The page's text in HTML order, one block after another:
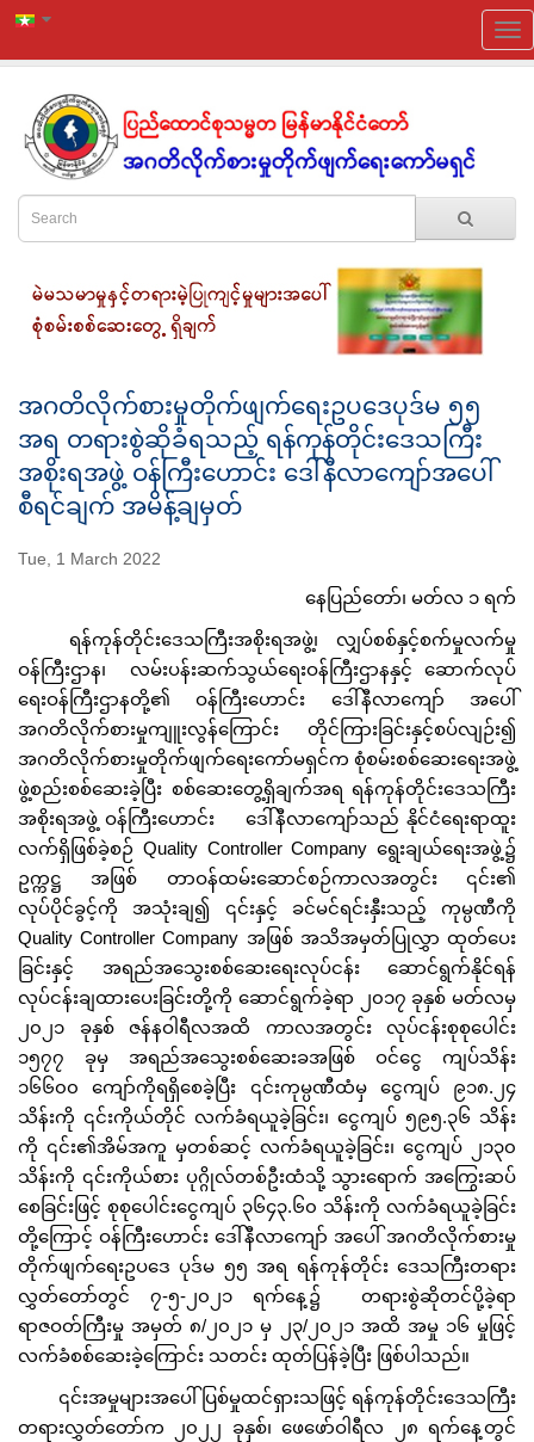
အဂတိလိုက်စားမှုတိုက်ဖျက်ရေးဥပဒေပုဒ်မ ၅၅
အရ တရားစွဲဆိုခံရသည့် ရန်ကုန်တိုင်းဒေသကြီး
အစိုးရအဖွဲ့ ဝန်ကြီးဟောင်း ဒေါ်နီလာကျော်အပေါ်
စီရင်ချက် အမိန့်ချမှတ်
Tue, 1 March 2022
နေပြည်တော်၊ မတ်လ ၁ ရက်
ရန်ကုန်တိုင်းဒေသကြီးအစိုးရအဖွဲ့၊ လျှပ်စစ်နှင့်စက်မှုလက်မှု
ဝန်ကြီးဌာန၊ လမ်းပန်းဆက်သွယ်ရေးဝန်ကြီးဌာနနှင့် ဆောက်လုပ်
ရေးဝန်ကြီးဌာနတို့၏ ဝန်ကြီးဟောင်း ဒေါ်နီလာကျော် အပေါ်
အဂတိလိုက်စားမှုကျူးလွန်ကြောင်း တိုင်ကြားခြင်းနှင့်စပ်လျဉ်း၍
အဂတိလိုက်စားမှုတိုက်ဖျက်ရေးကော်မရှင်က စုံစမ်းစစ်ဆေးရေးအဖွဲ့
ဖွဲ့စည်းစစ်ဆေးခဲ့ပြီး စစ်ဆေးတွေ့ရှိချက်အရ ရန်ကုန်တိုင်းဒေသကြီး
အစိုးရအဖွဲ့ ဝန်ကြီးဟောင်း ဒေါ်နီလာကျော်သည် နိုင်ငံရေးရာထူး
လက်ရှိဖြစ်ခဲ့စဉ် Quality Controller Company ရွေးချယ်ရေးအဖွဲ့၌
ဥက္ကဋ္ဌ အဖြစ် တာဝန်ထမ်းဆောင်စဉ်ကာလအတွင်း ၎င်း၏
လုပ်ပိုင်ခွင့်ကို အသုံးချ၍ ၎င်းနှင့် ခင်မင်ရင်းနှီးသည့် ကုမ္ပဏီကို
Quality Controller Company အဖြစ် အသိအမှတ်ပြုလွှာ ထုတ်ပေး
ခြင်းနှင့် အရည်အသွေးစစ်ဆေးရေးလုပ်ငန်း ဆောင်ရွက်နိုင်ရန်
လုပ်ငန်းချထားပေးခြင်းတို့ကို ဆောင်ရွက်ခဲ့ရာ ၂၀၁၇ ခုနှစ် မတ်လမှ
၂၀၂၁ ခုနှစ် ဇန်နဝါရီလအထိ ကာလအတွင်း လုပ်ငန်းစုစုပေါင်း
၁၅၇၇ ခုမှ အရည်အသွေးစစ်ဆေးခအဖြစ် ဝင်ငွေ ကျပ်သိန်း
၁၆၆၀၀ ကျော်ကိုရရှိစေခဲ့ပြီး ၎င်းကုမ္ပဏီထံမှ ငွေကျပ် ၉၁၈.၂၄
သိန်းကို ၎င်းကိုယ်တိုင် လက်ခံရယူခဲ့ခြင်း၊ ငွေကျပ် ၅၉၅.၃၆ သိန်း
ကို ၎င်း၏အိမ်အကူ မှတစ်ဆင့် လက်ခံရယူခဲ့ခြင်း၊ ငွေကျပ် ၂၁၃၀
သိန်းကို ၎င်းကိုယ်စား ပုဂ္ဂိုလ်တစ်ဦးထံသို့ သွားရောက် အကြွေးဆပ်
စေခြင်းဖြင့် စုစုပေါင်းငွေကျပ် ၃၆၄၃.၆၀ သိန်းကို လက်ခံရယူခဲ့ခြင်း
တို့ကြောင့် ဝန်ကြီးဟောင်း ဒေါ်နီလာကျော် အပေါ် အဂတိလိုက်စားမှု
တိုက်ဖျက်ရေးဥပဒေ ပုဒ်မ ၅၅ အရ ရန်ကုန်တိုင်း ဒေသကြီးတရား
လွှတ်တော်တွင် ၇-၅-၂၀၂၁ ရက်နေ့၌ တရားစွဲဆိုတင်ပို့ခဲ့ရာ
ရာဇဝတ်ကြီးမှု အမှတ် ၈/၂၀၂၁ မှ ၂၃/၂၀၂၁ အထိ အမှု ၁၆ မှုဖြင့်
လက်ခံစစ်ဆေးခဲ့ကြောင်း သတင်း ထုတ်ပြန်ခဲ့ပြီး ဖြစ်ပါသည်။
၎င်းအမှုများအပေါ် ပြစ်မှုထင်ရှားသဖြင့် ရန်ကုန်တိုင်းဒေသကြီး
တရားလွှတ်တော်က ၂၀၂၂ ခုနှစ်၊ ဖေဖော်ဝါရီလ ၂၈ ရက်နေ့တွင်